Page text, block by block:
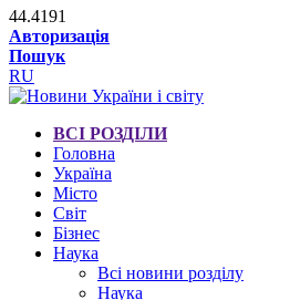
44.4191
Авторизація
Пошук
RU
ВСІ РОЗДІЛИ
Головна
Україна
Місто
Світ
Бізнес
Наука
Всі новини розділу
Наука